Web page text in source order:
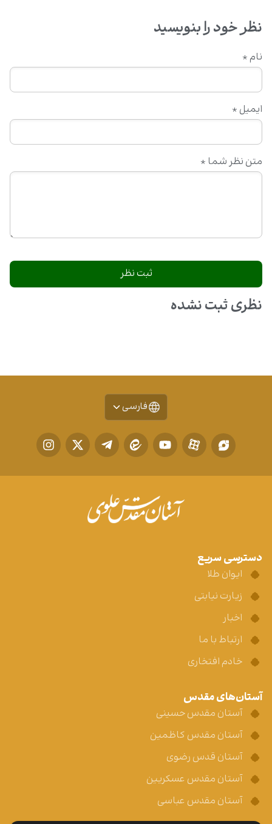
نظر خود را بنویسید
متن نظر شما *
نام *
ایمیل *
نظری ثبت نشده
فارسی
دسترسی سریع
ایوان طلا
زیارت نیابتی
اخبار
ارتباط با ما
خادم افتخاری
آستان‌های مقدس
آستان مقدس حسینی
آستان مقدس کاظمین
آستان قدس رضوی
آستان مقدس عسکریین
آستان مقدس عباسی